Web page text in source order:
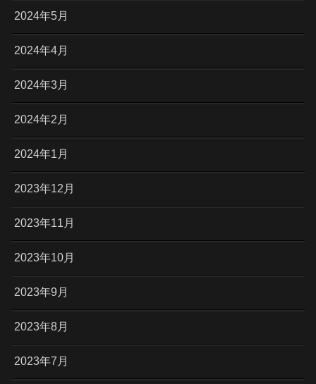
2024年5月
2024年4月
2024年3月
2024年2月
2024年1月
2023年12月
2023年11月
2023年10月
2023年9月
2023年8月
2023年7月